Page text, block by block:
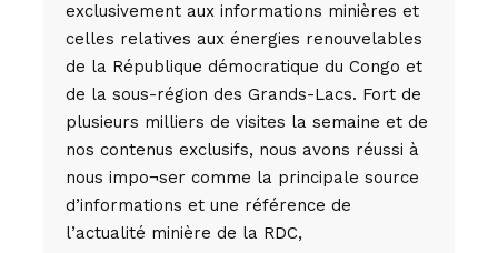
exclusivement aux informations minières et
celles relatives aux énergies renouvelables
de la République démocratique du Congo et
de la sous-région des Grands-Lacs. Fort de
plusieurs milliers de visites la semaine et de
nos contenus exclusifs, nous avons réussi à
nous impo¬ser comme la principale source
d’informations et une référence de
l’actualité minière de la RDC,